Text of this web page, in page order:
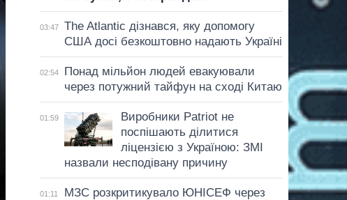
03:47
The Atlantic дізнався, яку допомогу
США досі безкоштовно надають Україні
02:54
Понад мільйон людей евакуювали
через потужний тайфун на сході Китаю
01:59
Виробники Patriot не
поспішають ділитися
ліцензією з Україною: ЗМІ
назвали несподівану причину
01:11
МЗС розкритикувало ЮНІСЕФ через